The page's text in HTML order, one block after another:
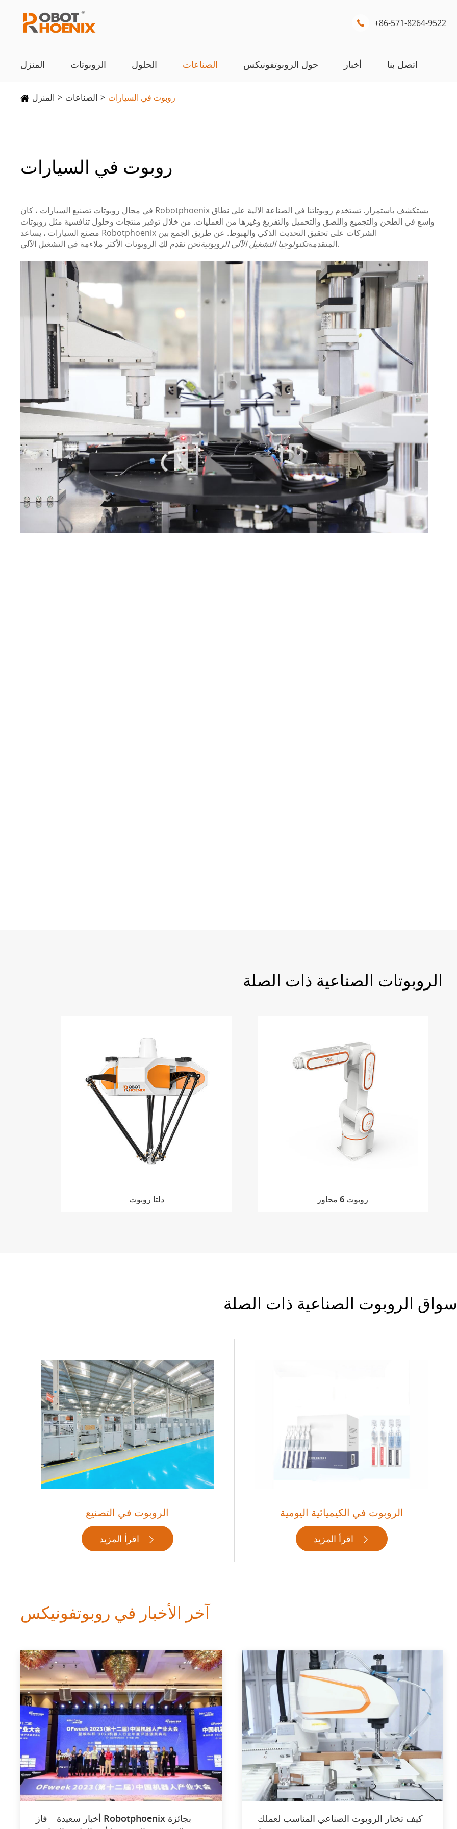
 +86-571-8264-9522
المنزل الروبوتات الحلول الصناعات حول الروبوتفونيكس أخبار اتصل بنا
المنزل الصناعات روبوت في السيارات
روبوت في السيارات
في مجال روبوتات تصنيع السيارات ، كان Robotphoenix يستكشف باستمرار. تستخدم روبوتاتنا في الصناعة الآلية على نطاق
واسع في الطحن والتجميع واللصق والتحميل والتفريغ وغيرها من العمليات. من خلال توفير منتجات وحلول تنافسية مثل روبوتات
مصنع السيارات ، يساعد Robotphoenix الشركات على تحقيق التحديث الذكي والهبوط. عن طريق الجمع بين
المتقدمةتكنولوجيا التشغيل الآلي الروبوتية نحن نقدم لك الروبوتات الأكثر ملاءمة في التشغيل الآلي.
الروبوتات الصناعية ذات الصلة
دلتا روبوت روبوت 6 محاور
الروبوت الصناعية ذات الصلة
الروبوت في التصنيع
اقرأ المزيد 
الروبوت في الكيميائية اليومية
اقرأ المزيد 
آخر الأخبار في روبوتفونيكس
أخبار سعيدة _ فاز Robotphoenix بجائزة
كيف تختار الروبوت الصناعي المناسب لعملك